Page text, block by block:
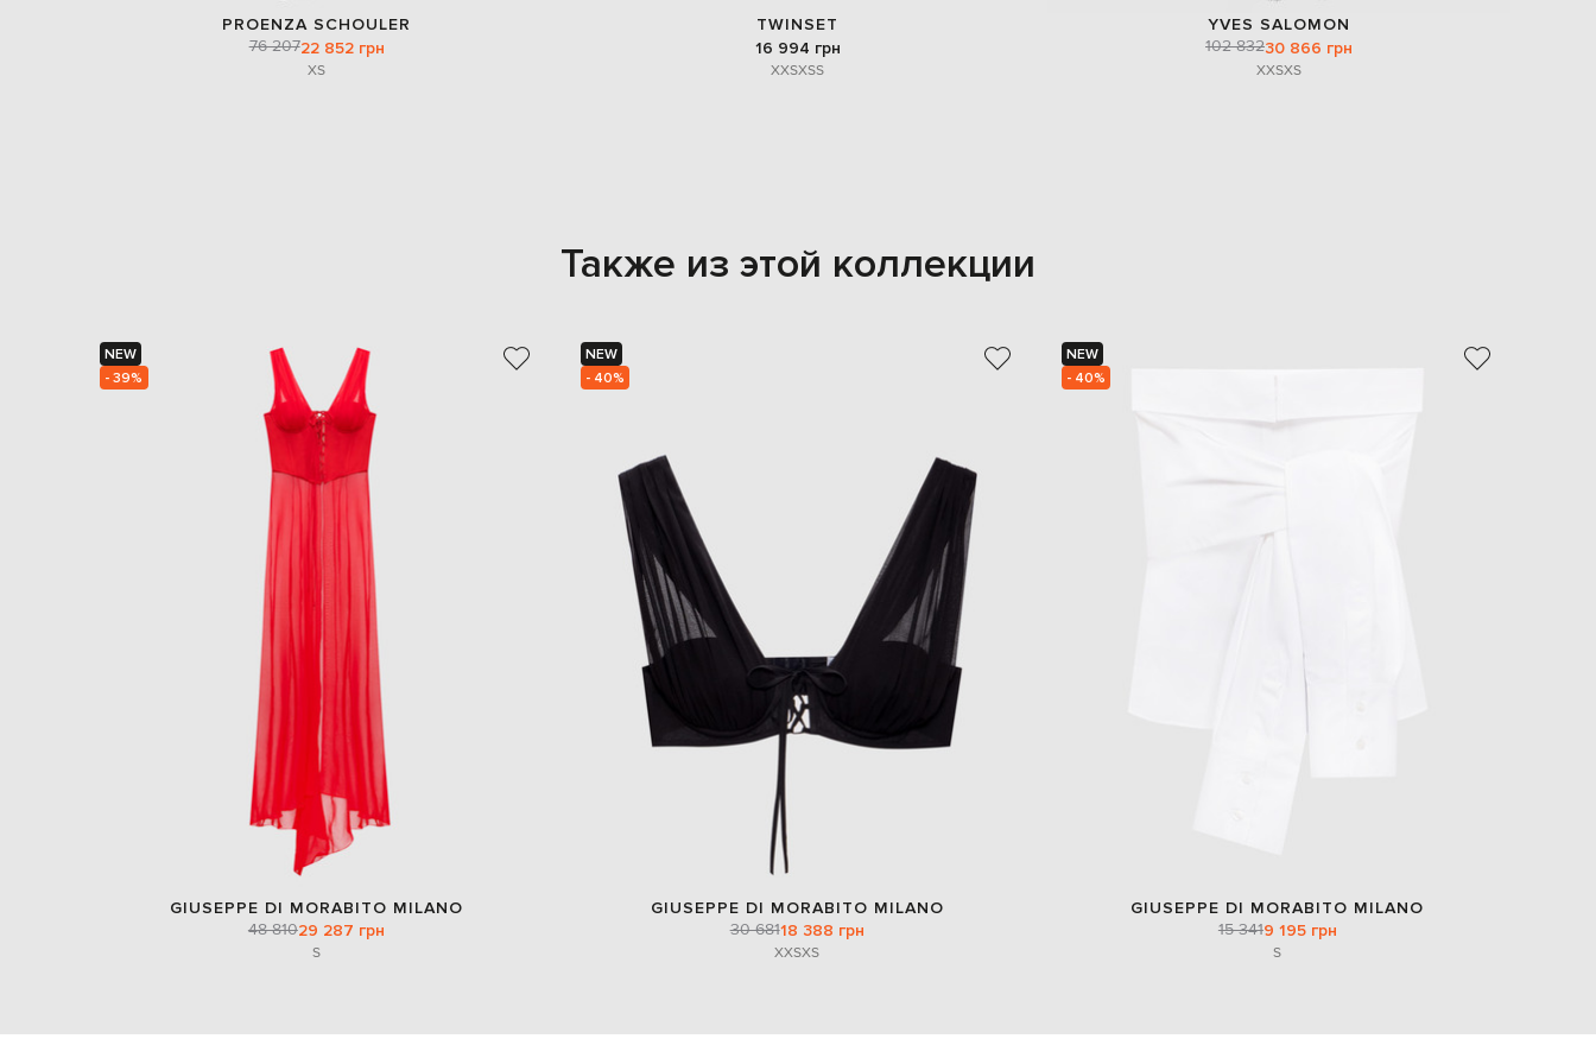
PROENZA SCHOULER
76 20722 852 грн
XS
TWINSET
16 994 грн
XXSXSS
YVES SALOMON
102 83230 866 грн
XXSXS
Также из этой коллекции
NEW
- 39%
GIUSEPPE DI MORABITO MILANO
48 81029 287 грн
S
NEW
- 40%
GIUSEPPE DI MORABITO MILANO
30 68118 388 грн
XXSXS
NEW
- 40%
GIUSEPPE DI MORABITO MILANO
15 3419 195 грн
S